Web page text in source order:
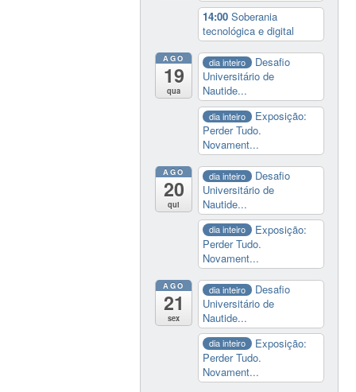
14:00Soberania
tecnológica e digital
AGO
19
qua
dia inteiro
Desafio
Universitário de
Nautide...
dia inteiro
Exposição:
Perder Tudo.
Novament...
AGO
20
qui
dia inteiro
Desafio
Universitário de
Nautide...
dia inteiro
Exposição:
Perder Tudo.
Novament...
AGO
21
sex
dia inteiro
Desafio
Universitário de
Nautide...
dia inteiro
Exposição:
Perder Tudo.
Novament...